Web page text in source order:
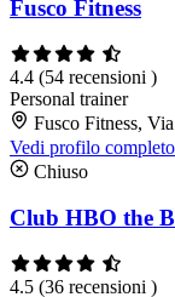
Fusco Fitness
4.4 (54 recensioni )
Personal trainer
Fusco Fitness,
Vedi profilo completo
Chiuso
Club HBO the
4.5 (36 recensioni )